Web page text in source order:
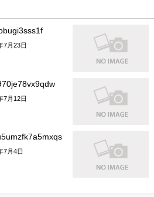
7月23日
7月12日
7月4日